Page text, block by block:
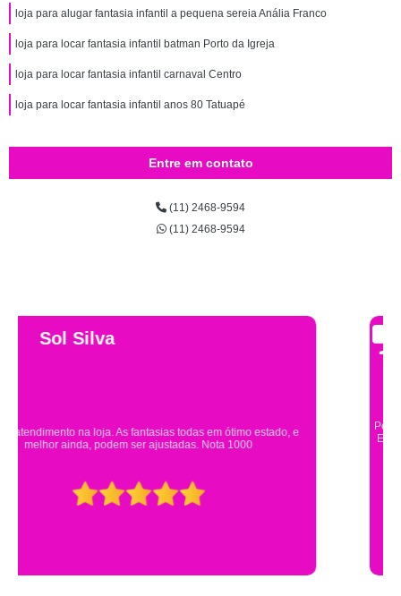
loja para alugar fantasia infantil a pequena sereia Anália Franco
loja para locar fantasia infantil batman Porto da Igreja
loja para locar fantasia infantil carnaval Centro
loja para locar fantasia infantil anos 80 Tatuapé
Entre em contato
(11) 2468-9594
(11) 2468-9594
Gsutavo Pinto
Pesquisei em mais de 20 lojas e só encontrei a fantasia de meu filho na
Eureka. Cheguei praticamente no horário em que estavam fechando e
mesmo assim fui muito bem atendido.